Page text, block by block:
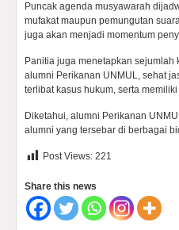
Puncak agenda musyawarah
mufakat maupun pemungutan
juga akan menjadi momentum
Panitia juga menetapkan
alumni Perikanan UNMUL, sehat
terlibat kasus hukum, serta
Diketahui, alumni Perikanan
alumni yang tersebar di berbagai
Post Views: 221
Share this news